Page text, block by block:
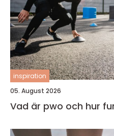
inspiration
05. August 2026
Vad är pwo och hur